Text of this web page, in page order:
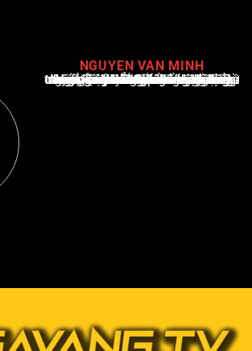
NGUYEN VAN MINH
Nguyễn Văn Minh là một trong những chuyên gia hàng đầu về báo cáo tin tức thể thao tại Việt Nam, với hơn 10 năm hoạt động trong ngành. Ông có kiến thức sâu rộng và kinh nghiệm đáng kể trong việc phân tích và báo cáo về các sự kiện thể thao hàng đầu. Sự hiểu biết sâu sắc của ông về ngành này đã giúp ông xây dựng uy tín và danh tiếng trong cộng đồng báo chí thể thao.